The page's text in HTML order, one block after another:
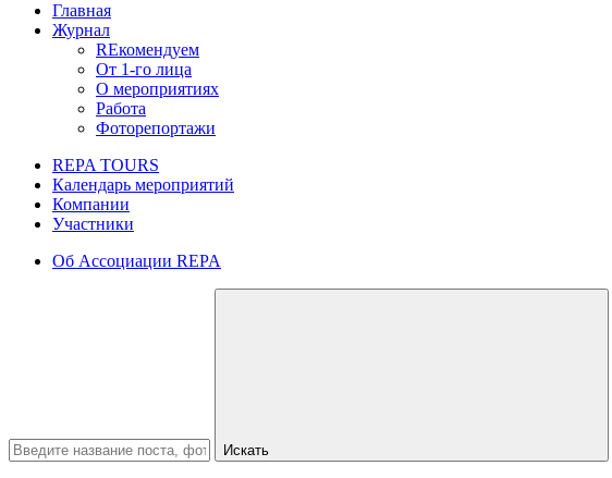
Главная
Журнал
REкомендуем
От 1-го лица
О мероприятиях
Работа
Фоторепортажи
REPA TOURS
Календарь мероприятий
Компании
Участники
Об Ассоциации REPA
Искать